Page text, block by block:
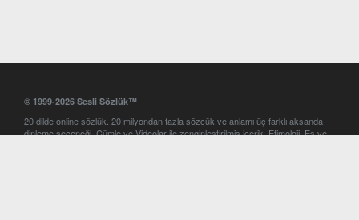
© 1999-2026 Sesli Sözlük™
20 dilde online sözlük. 20 milyondan fazla sözcük ve anlamı üç farklı aksanda
dinleme seçeneği. Cümle ve Videolar ile zenginleştirilmiş içerik. Etimoloji, Eş ve